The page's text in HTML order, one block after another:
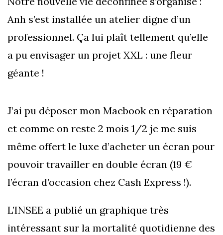
Anh s’est installée un atelier digne d’un
professionnel. Ça lui plaît tellement qu’elle
a pu envisager un projet XXL : une fleur
géante !
J’ai pu déposer mon Macbook en réparation
et comme on reste 2 mois 1/2 je me suis
même offert le luxe d’acheter un écran pour
pouvoir travailler en double écran (19 €
l’écran d’occasion chez Cash Express !).
L’INSEE a publié un graphique très
intéressant sur la mortalité quotidienne des